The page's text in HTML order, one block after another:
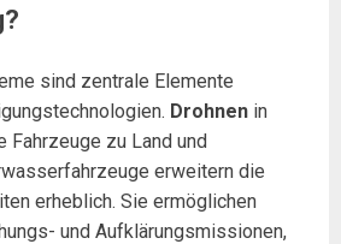
sind zentrale Elemente
Drohnen in
Fahrzeuge zu Land und
erweitern die
erheblich. Sie ermöglichen
und Aufklärungsmissionen,